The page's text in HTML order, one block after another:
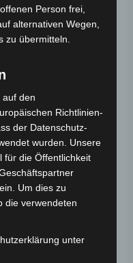
Versand
SITZ
Person frei,
alternativen Wegen,
zu übermitteln.
auf den
Richtlinien-
der Datenschutz-
wurden. Unsere
für die Öffentlichkeit
Um dies zu
die verwendeten
unter